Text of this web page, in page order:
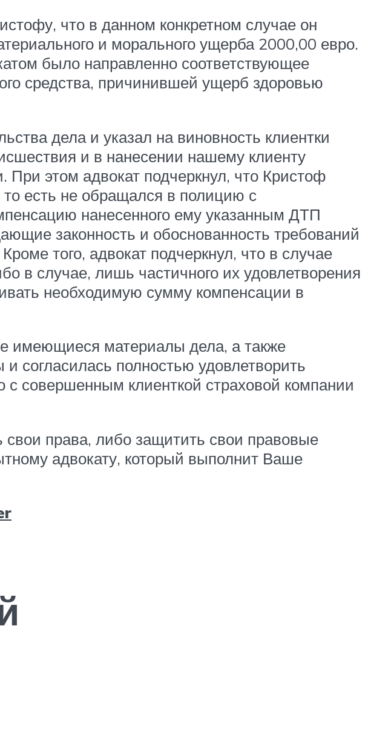
что в данном конкретном случае он
и морального ущерба 2000,00 евро.
было направленно соответствующее
средства, причинившей ущерб здоровью
дела и указал на виновность клиентки
и в нанесении нашему клиенту
этом адвокат подчеркнул, что Кристоф
есть не обращался в полицию с
нанесенного ему указанным ДТП
законность и обоснованность требований
того, адвокат подчеркнул, что в случае
в случае, лишь частичного их удовлетворения
необходимую сумму компенсации в
имеющиеся материалы дела, а также
согласилась полностью удовлетворить
совершенным клиенткой страховой компании
права, либо защитить свои правовые
адвокату, который выполнит Ваше